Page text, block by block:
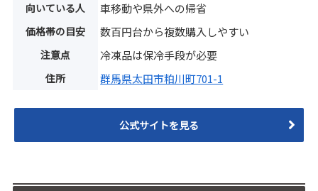
向いている人 車移動や県外への帰省
価格帯の目安 数百円台から複数購入しやすい
注意点 冷凍品は保冷手段が必要
住所 群馬県太田市粕川町701-1
公式サイトを見る